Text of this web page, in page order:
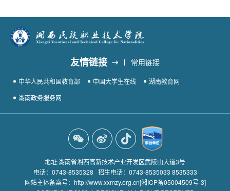
友情链接 常用链接
中华人民共和国教育部 中国大学生在线
湖南教育网
湖南政务服务网
地址:湖南省湘西高新技术产业开发区武陵山大道3号
电话：0743-8535328 招生电话：0743-8535033 8535333
网站主体备案号：http://www.xxmzy.org.cn[湘ICP备05004509号-3]